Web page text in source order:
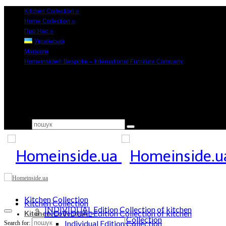
Kitchen Collection »
Home Collection »
Про Нас »
Українська
Магазин
Homeinside® Bespoke – International Furniture Company
Kitchen Collection»
Kitchen Collection
INDIVIDUAL Edition Collection of kitchen
Individual Edition Collection
Search for:
Kitchen Collection
INDIVIDUAL Edition Collection of kitchen
Individual Edition Collection